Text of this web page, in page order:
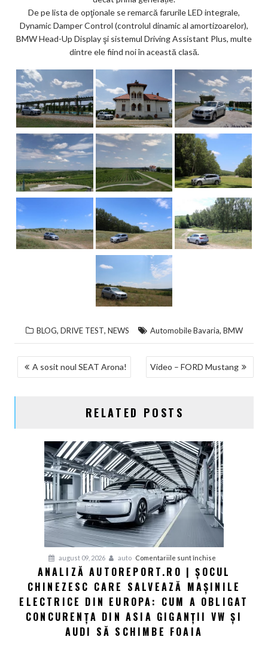
De pe lista de opţionale se remarcă farurile LED integrale,
Dynamic Damper Control (controlul dinamic al amortizoarelor),
BMW Head-Up Display şi sistemul Driving Assistant Plus, multe
dintre ele fiind noi în această clasă.
BLOG, DRIVE TEST, NEWS Automobile Bavaria, BMW
NAVIGARE
A sosit noul SEAT Arona! Video – FORD Mustang
RELATED POSTS
august 09, 2026 auto Comentariile sunt închise
Analiză
Autoreport.ro
|
chinezesc
ANALIZĂ AUTOREPORT.RO | ȘOCUL
CHINEZESC CARE SALVEAZĂ MAȘINILE
ELECTRICE DIN EUROPA: CUM A OBLIGAT
CONCURENȚA DIN ASIA GIGANȚII VW ȘI
AUDI SĂ SCHIMBE FOAIA